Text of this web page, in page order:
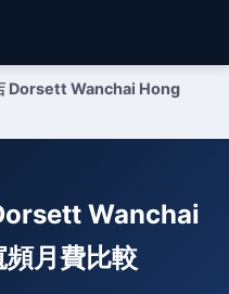
Dorsett Wanchai Hong
Wanchai
月費比較